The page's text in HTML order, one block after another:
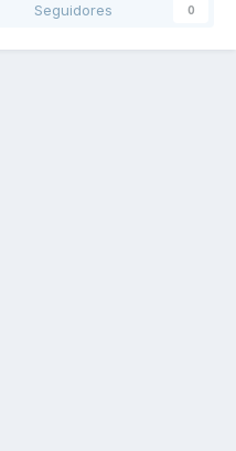
Seguidores 0